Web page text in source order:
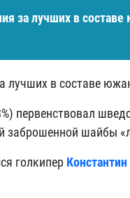
за лучших в
лучших в составе
первенствовал
заброшенной шайбы
голкипер